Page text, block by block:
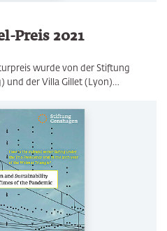
Preis 2021
wurde von der Stiftung
und der Villa Gillet (Lyon)…